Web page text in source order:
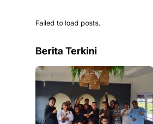
Failed to load posts.
Berita Terkini